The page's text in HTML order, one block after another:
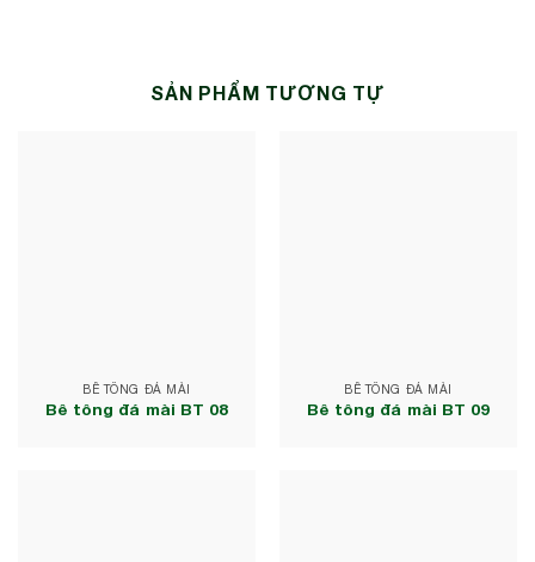
SẢN PHẨM TƯƠNG TỰ
BÊ TÔNG ĐÁ MÀI
Bê tông đá mài BT 08
BÊ TÔNG ĐÁ MÀI
Bê tông đá mài BT 09